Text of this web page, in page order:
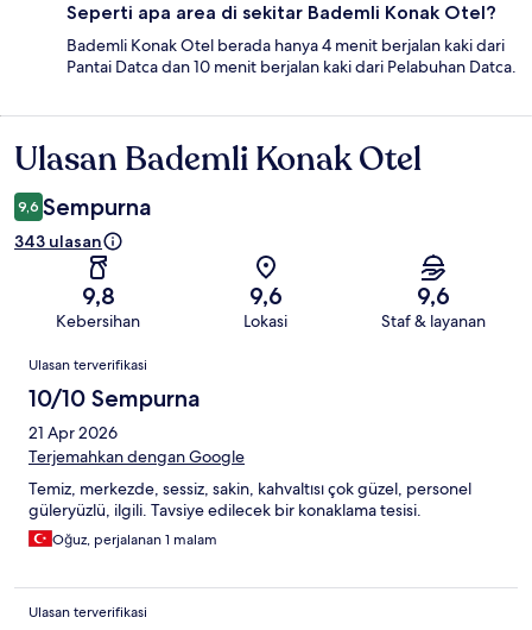
Seperti apa area di sekitar Bademli Konak Otel?
Bademli Konak Otel berada hanya 4 menit berjalan kaki dari
Pantai Datca dan 10 menit berjalan kaki dari Pelabuhan Datca.
Ulasan
Ulasan Bademli Konak Otel
9,6 Sempurna
343 ulasan
9,8
Kebersihan
9,6
Lokasi
9,6
Staf & layanan
Ulasan
Ulasan terverifikasi
10/10 Sempurna
21 Apr 2026
Terjemahkan dengan Google
Temiz, merkezde, sessiz, sakin, kahvaltısı çok güzel, personel
güleryüzlü, ilgili. Tavsiye edilecek bir konaklama tesisi.
Oğuz, perjalanan 1 malam
Ulasan terverifikasi